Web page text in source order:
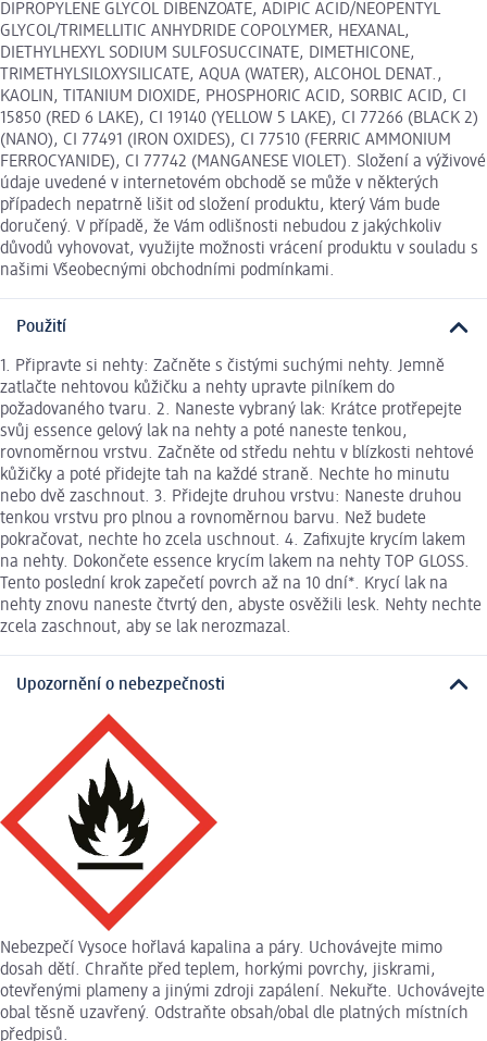
DIPROPYLENE GLYCOL DIBENZOATE, ADIPIC ACID/NEOPENTYL
GLYCOL/TRIMELLITIC ANHYDRIDE COPOLYMER, HEXANAL,
DIETHYLHEXYL SODIUM SULFOSUCCINATE, DIMETHICONE,
TRIMETHYLSILOXYSILICATE, AQUA (WATER), ALCOHOL DENAT.,
KAOLIN, TITANIUM DIOXIDE, PHOSPHORIC ACID, SORBIC ACID, CI
15850 (RED 6 LAKE), CI 19140 (YELLOW 5 LAKE), CI 77266 (BLACK 2)
(NANO), CI 77491 (IRON OXIDES), CI 77510 (FERRIC AMMONIUM
FERROCYANIDE), CI 77742 (MANGANESE VIOLET). Složení a výživové
údaje uvedené v internetovém obchodě se může v některých
případech nepatrně lišit od složení produktu, který Vám bude
doručený. V případě, že Vám odlišnosti nebudou z jakýchkoliv
důvodů vyhovovat, využijte možnosti vrácení produktu v souladu s
našimi Všeobecnými obchodními podmínkami.
Použití
1. Připravte si nehty: Začněte s čistými suchými nehty. Jemně
zatlačte nehtovou kůžičku a nehty upravte pilníkem do
požadovaného tvaru. 2. Naneste vybraný lak: Krátce protřepejte
svůj essence gelový lak na nehty a poté naneste tenkou,
rovnoměrnou vrstvu. Začněte od středu nehtu v blízkosti nehtové
kůžičky a poté přidejte tah na každé straně. Nechte ho minutu
nebo dvě zaschnout. 3. Přidejte druhou vrstvu: Naneste druhou
tenkou vrstvu pro plnou a rovnoměrnou barvu. Než budete
pokračovat, nechte ho zcela uschnout. 4. Zafixujte krycím lakem
na nehty. Dokončete essence krycím lakem na nehty TOP GLOSS.
Tento poslední krok zapečetí povrch až na 10 dní*. Krycí lak na
nehty znovu naneste čtvrtý den, abyste osvěžili lesk. Nehty nechte
zcela zaschnout, aby se lak nerozmazal.
Upozornění o nebezpečnosti
Nebezpečí Vysoce hořlavá kapalina a páry. Uchovávejte mimo
dosah dětí. Chraňte před teplem, horkými povrchy, jiskrami,
otevřenými plameny a jinými zdroji zapálení. Nekuřte. Uchovávejte
obal těsně uzavřený. Odstraňte obsah/obal dle platných místních
předpisů.